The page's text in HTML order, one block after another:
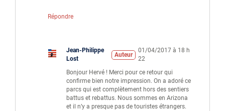
Répondre
Jean-Philippe
Lost
Auteur
01/04/2017 à 18 h
22
Bonjour Hervé ! Merci pour ce retour qui
confirme bien notre impression. On a adoré ce
parcs qui est complètement hors des sentiers
battus et rebattus. Nous sommes en Arizona
et il n’y a presque pas de touristes étrangers.